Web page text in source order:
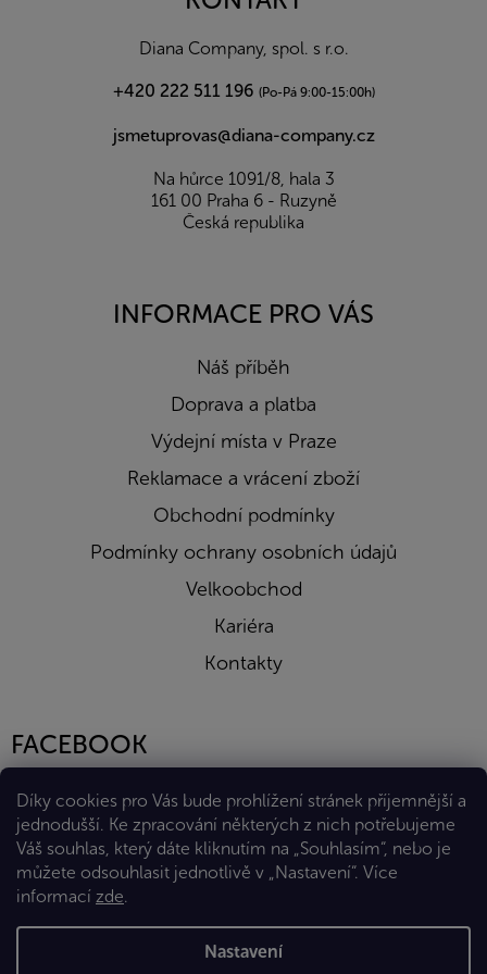
Díky cookies pro Vás bude prohlížení stránek příjemnější a
jednodušší. Ke zpracování některých z nich potřebujeme
Váš souhlas, který dáte kliknutím na „Souhlasím“, nebo je
můžete odsouhlasit jednotlivě v „Nastavení“. Více
informací zde.
Nastavení
Diana Company, spol. s r.o.
+420 222 511 196 (Po-Pá 9:00-15:00h)
jsmetuprovas@diana-company.cz
Na hůrce 1091/8, hala 3
161 00 Praha 6 - Ruzyně
Česká republika
INFORMACE PRO VÁS
Náš příběh
Doprava a platba
Výdejní místa v Praze
Reklamace a vrácení zboží
Obchodní podmínky
Podmínky ochrany osobních údajů
Velkoobchod
Kariéra
Kontakty
FACEBOOK
Vytvořil Shoptet Premium